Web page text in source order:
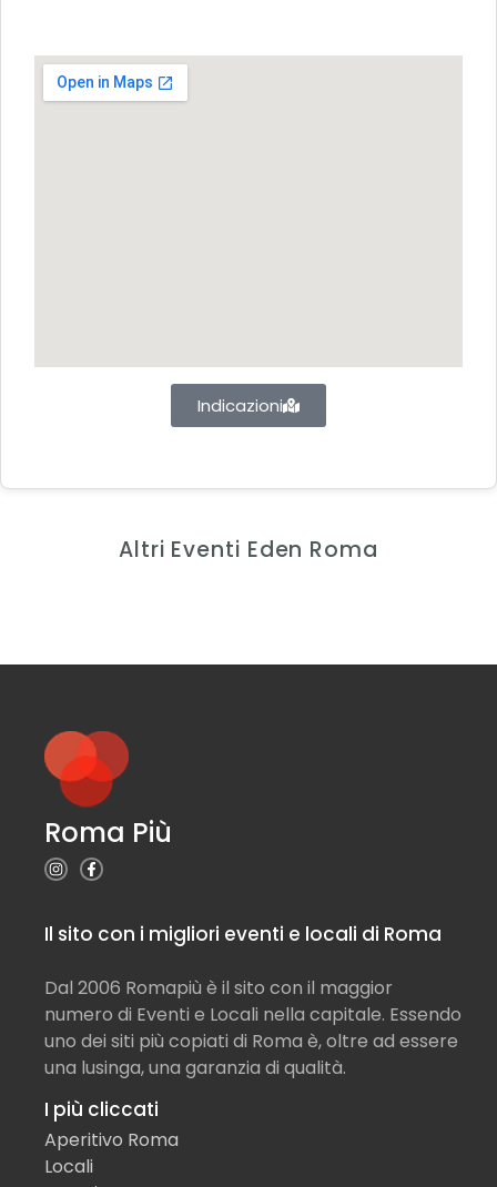
Indicazioni
Altri Eventi Eden Roma
Roma Più
Il sito con i migliori eventi e locali di Roma
Dal 2006 Romapiù è il sito con il maggior
numero di Eventi e Locali nella capitale. Essendo
uno dei siti più copiati di Roma è, oltre ad essere
una lusinga, una garanzia di qualità.
I più cliccati
Aperitivo Roma
Locali